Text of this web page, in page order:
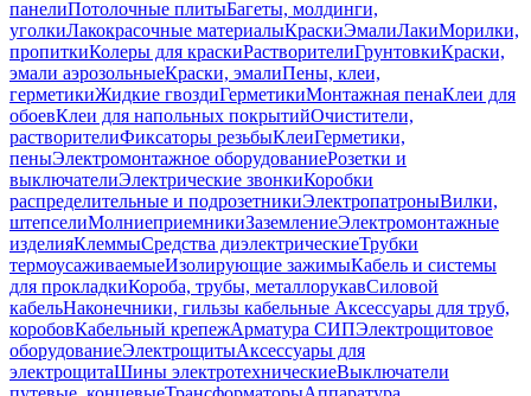
панелиПотолочные плитыБагеты, молдинги,
уголкиЛакокрасочные материалыКраскиЭмалиЛакиМорилки,
пропиткиКолеры для краскиРастворителиГрунтовкиКраски,
эмали аэрозольныеКраски, эмалиПены, клеи,
герметикиЖидкие гвоздиГерметикиМонтажная пенаКлеи для
обоевКлеи для напольных покрытийОчистители,
растворителиФиксаторы резьбыКлеиГерметики,
пеныЭлектромонтажное оборудованиеРозетки и
выключателиЭлектрические звонкиКоробки
распределительные и подрозетникиЭлектропатроныВилки,
штепселиМолниеприемникиЗаземлениеЭлектромонтажные
изделияКлеммыСредства диэлектрическиеТрубки
термоусаживаемыеИзолирующие зажимыКабель и системы
для прокладкиКороба, трубы, металлорукавСиловой
кабельНаконечники, гильзы кабельные Аксессуары для труб,
коробовКабельный крепежАрматура СИПЭлектрощитовое
оборудованиеЭлектрощитыАксессуары для
электрощитаШины электротехническиеВыключатели